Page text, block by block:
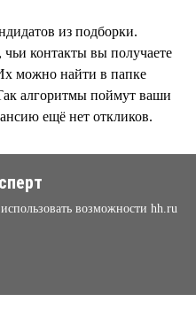
из подборки.
контакты вы получаете
можно найти в папке
алгоритмы поймут ваши
ещё нет откликов.
возможности hh.ru